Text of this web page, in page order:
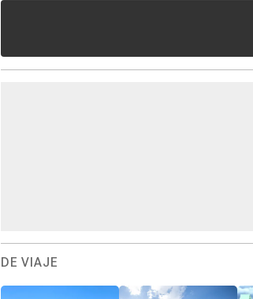
DE VIAJE